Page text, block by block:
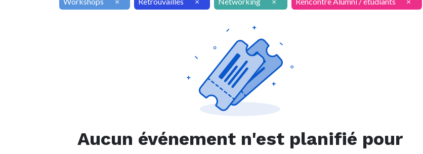
Aucun événement n'est planifié pour